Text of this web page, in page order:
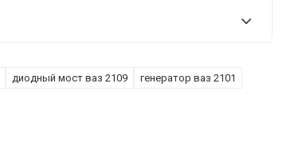
диодный мост ваз 2109 генератор ваз 2101